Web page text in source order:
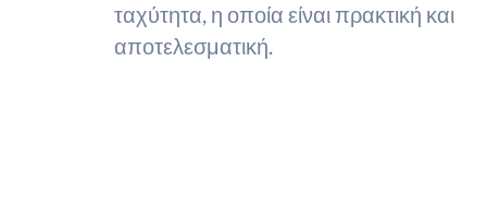
ταχύτητα, η οποία είναι πρακτική και
αποτελεσματική.